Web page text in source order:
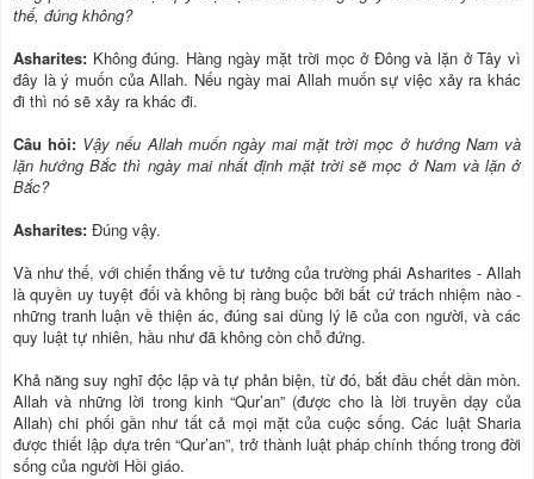
thế, đúng không?
Asharites: Không đúng. Hàng ngày mặt trời mọc ở Đông và lặn ở Tây vì
đây là ý muốn của Allah. Nếu ngày mai Allah muốn sự việc xảy ra khác
đi thì nó sẽ xảy ra khác đi.
Câu hỏi: Vậy nếu Allah muốn ngày mai mặt trời mọc ở hướng Nam và
lặn hướng Bắc thì ngày mai nhất định mặt trời sẽ mọc ở Nam và lặn ở
Bắc?
Asharites: Đúng vậy.
Và như thế, với chiến thắng về tư tưởng của trường phái Asharites - Allah
là quyền uy tuyệt đối và không bị ràng buộc bởi bất cứ trách nhiệm nào -
những tranh luận về thiện ác, đúng sai dùng lý lẽ của con người, và các
quy luật tự nhiên, hầu như đã không còn chỗ đứng.
Khả năng suy nghĩ độc lập và tự phản biện, từ đó, bắt đầu chết dần mòn.
Allah và những lời trong kinh “Qur’an” (được cho là lời truyền dạy của
Allah) chi phối gần như tất cả mọi mặt của cuộc sống. Các luật Sharia
được thiết lập dựa trên “Qur’an”, trở thành luật pháp chính thống trong đời
sống của người Hồi giáo.